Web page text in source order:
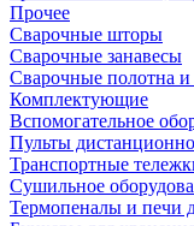
Прочее
Сварочные шторы
Сварочные занавесы
Сварочные полотна и
Комплектующие
Вспомогательное
Пульты
Транспортные
Сушильное
Термопеналы и печи